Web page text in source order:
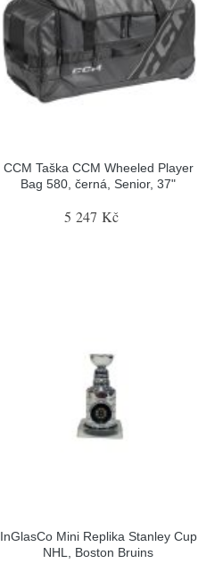
CCM Taška CCM Wheeled Player
Bag 580, černá, Senior, 37"
5 247 Kč
InGlasCo Mini Replika Stanley Cup
NHL, Boston Bruins